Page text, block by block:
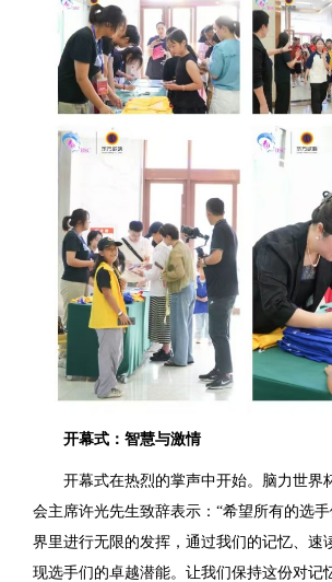
开幕式：智慧与激情
开幕式在热烈的掌声中开始。脑力世界
会主席许光先生致辞表示：“希望所有的选
界里进行无限的发挥，通过我们的记忆、速
现选手们的卓越潜能。让我们保持这份对记